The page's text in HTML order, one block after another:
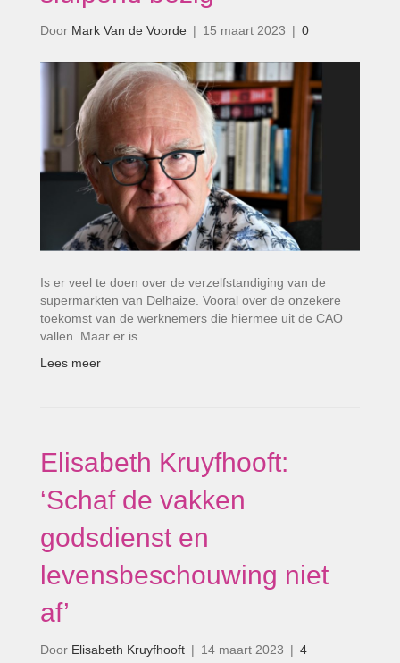
Door Mark Van de Voorde | 15 maart 2023 | 0
Is er veel te doen over de verzelfstandiging van de
supermarkten van Delhaize. Vooral over de onzekere
toekomst van de werknemers die hiermee uit de CAO
vallen. Maar er is…
Lees meer
Elisabeth Kruyfhooft:
‘Schaf de vakken
godsdienst en
levensbeschouwing niet
af’
Door Elisabeth Kruyfhooft | 14 maart 2023 | 4